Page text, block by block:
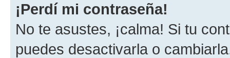
¡Perdí mi contraseña!
No te asustes, ¡calma! Si tu
puedes desactivarla o